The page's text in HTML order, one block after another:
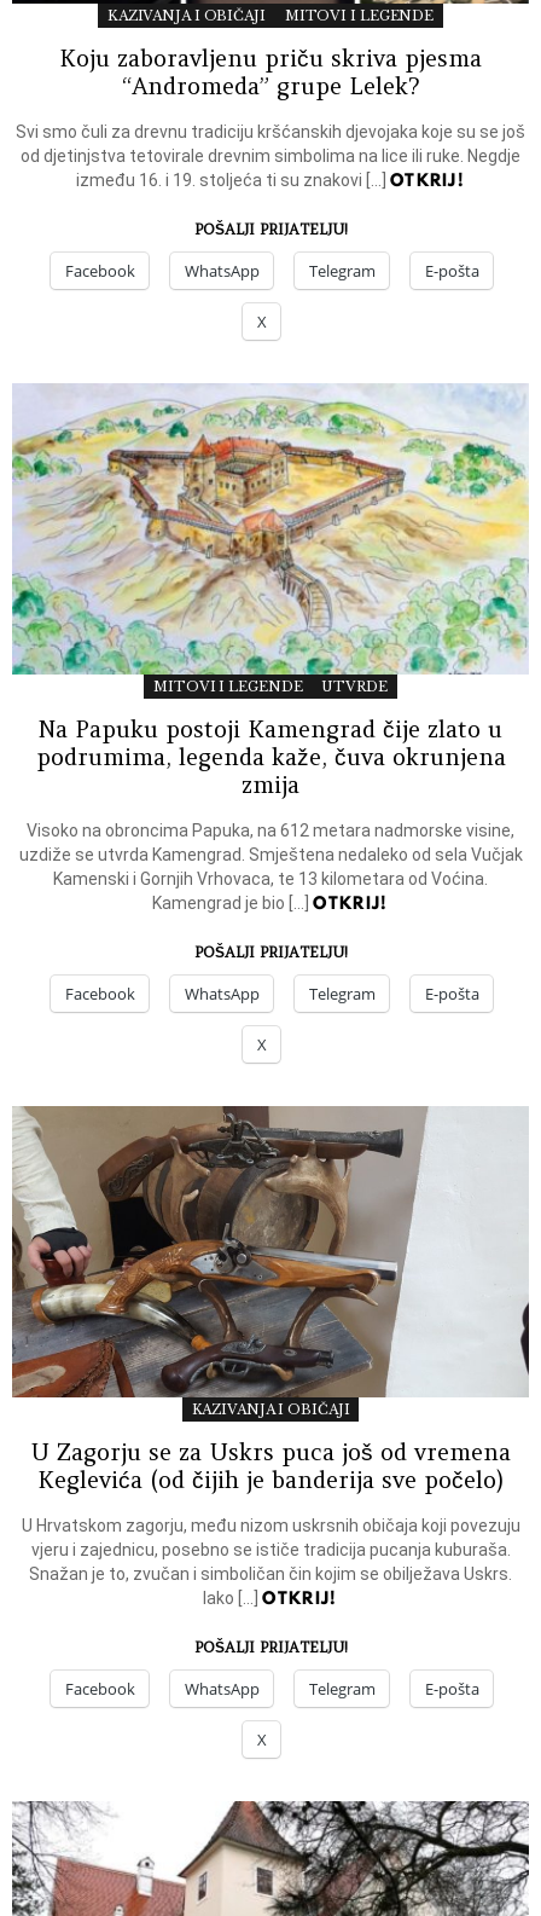
KAZIVANJA I OBIČAJI MITOVI I LEGENDE
Koju zaboravljenu priču skriva pjesma
“Andromeda” grupe Lelek?
Svi smo čuli za drevnu tradiciju kršćanskih djevojaka koje su se još
od djetinjstva tetovirale drevnim simbolima na lice ili ruke. Negdje
između 16. i 19. stoljeća ti su znakovi […] OTKRIJ!
POŠALJI PRIJATELJU!
Facebook WhatsApp Telegram E-pošta
X
MITOVI I LEGENDE UTVRDE
Na Papuku postoji Kamengrad čije zlato u
podrumima, legenda kaže, čuva okrunjena
zmija
Visoko na obroncima Papuka, na 612 metara nadmorske visine,
uzdiže se utvrda Kamengrad. Smještena nedaleko od sela Vučjak
Kamenski i Gornjih Vrhovaca, te 13 kilometara od Voćina.
Kamengrad je bio […]OTKRIJ!
POŠALJI PRIJATELJU!
Facebook WhatsApp Telegram E-pošta
X
KAZIVANJA I OBIČAJI
U Zagorju se za Uskrs puca još od vremena
Keglevića (od čijih je banderija sve počelo)
U Hrvatskom zagorju, među nizom uskrsnih običaja koji povezuju
vjeru i zajednicu, posebno se ističe tradicija pucanja kuburaša.
Snažan je to, zvučan i simboličan čin kojim se obilježava Uskrs.
Iako […]OTKRIJ!
POŠALJI PRIJATELJU!
Facebook WhatsApp Telegram E-pošta
X